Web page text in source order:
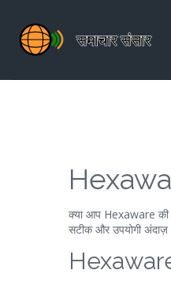
क्या आप Hexaware
सटीक और उपयोगी अंदाज़